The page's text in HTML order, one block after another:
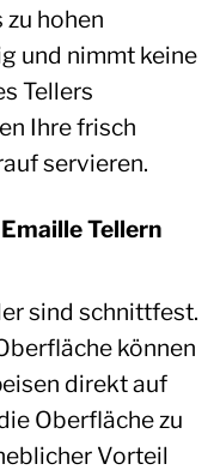
hohen
und nimmt keine
Tellers
Ihre frisch
servieren.
Tellern
sind schnittfest.
können
direkt auf
Oberfläche zu
Vorteil